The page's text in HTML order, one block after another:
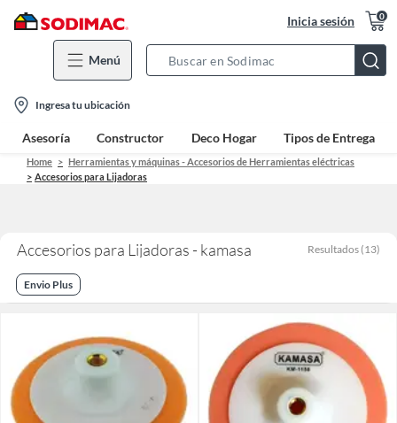
Inicia sesión 0
Menú
Bar
location-
icon
Ingresa tu ubicación
Asesoría Constructor Deco Hogar Tipos de Entrega
Home
Herramientas y máquinas - Accesorios de Herramientas eléctricas
Accesorios para Lijadoras
Accesorios para Lijadoras - kamasa Resultados (13)
Envio Plus